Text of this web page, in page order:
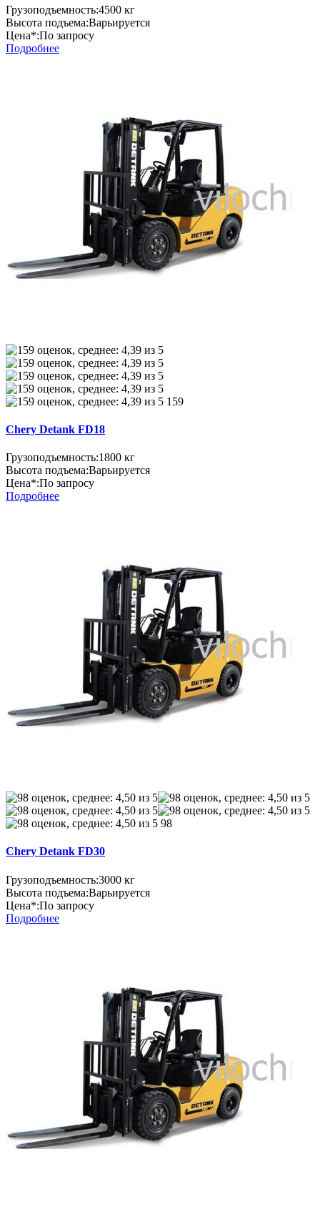
Грузоподъемность:4500 кг
Высота подъема:Варьируется
Цена*:По запросу
Подробнее
159
Chery Detank FD18
Грузоподъемность:1800 кг
Высота подъема:Варьируется
Цена*:По запросу
Подробнее
98
Chery Detank FD30
Грузоподъемность:3000 кг
Высота подъема:Варьируется
Цена*:По запросу
Подробнее